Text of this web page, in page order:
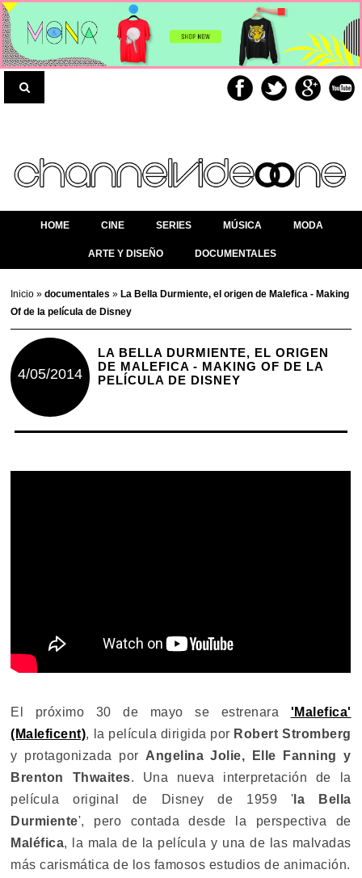
HOME CINE SERIES MÚSICA MODA
ARTE Y DISEÑO DOCUMENTALES
Inicio»documentales» La Bella Durmiente, el origen de Malefica - Making
Of de la película de Disney
4/05/2014
LA BELLA DURMIENTE, EL ORIGEN
DE MALEFICA - MAKING OF DE LA
PELÍCULA DE DISNEY
El próximo 30 de mayo se estrenara 'Malefica'
(Maleficent), la película dirigida por Robert Stromberg
y protagonizada por Angelina Jolie, Elle Fanning y
Brenton Thwaites. Una nueva interpretación de la
película original de Disney de 1959 ' la Bella
Durmiente', pero contada desde la perspectiva de
Maléfica, la mala de la película y una de las malvadas
más carismática de los famosos estudios de animación.